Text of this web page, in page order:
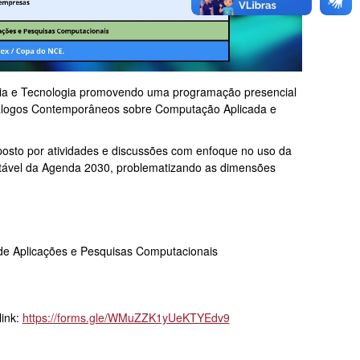
e Tecnologia promovendo uma programação presencial
Contemporâneos sobre Computação Aplicada e
por atividades e discussões com enfoque no uso da
da Agenda 2030, problematizando as dimensões
Aplicações e Pesquisas Computacionais
https://forms.gle/WMuZZK1yUeKTYEdv9